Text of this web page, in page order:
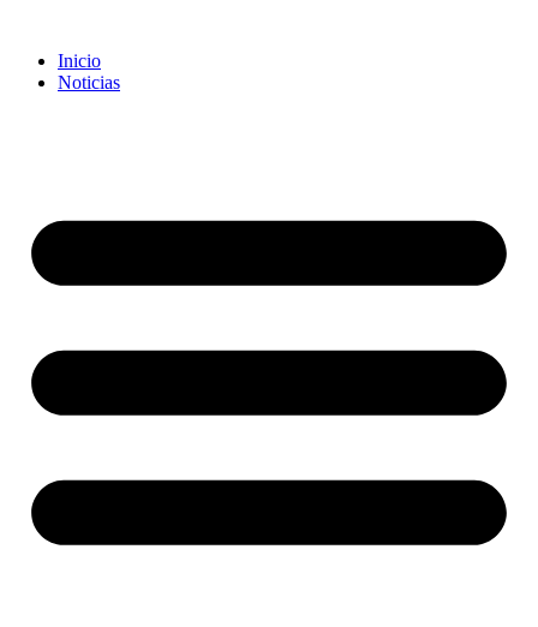
Inicio
Noticias